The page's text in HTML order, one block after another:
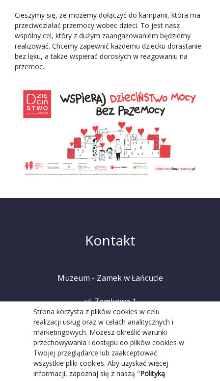
Cieszymy się, że możemy dołączyć do kampanii, która ma
przeciwdziałać przemocy wobec dzieci. To jest nasz
wspólny cel, który z dużym zaangażowaniem będziemy
realizować. Chcemy zapewnić każdemu dziecku dorastanie
bez lęku, a także wspierać dorosłych w reagowaniu na
przemoc.
Strona korzysta z plików cookies w celu
realizacji usług oraz w celach analitycznych i
marketingowych. Możesz określić warunki
przechowywania i dostępu do plików cookies w
Twojej przeglądarce lub zaakceptować
wszystkie pliki cookies. Aby uzyskać więcej
informacji, zapoznaj się z naszą "Polityką
Kontakt
Muzeum - Zamek w Łańcucie
ul. Zamkowa 1
37-100 Łańcut
tel. +48 (17) 225 20 08